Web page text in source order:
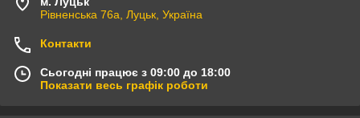
Рівненська 76а, Луцьк, Україна
Контакти
Сьогодні працює з 09:00 до 18:00
Показати весь графік роботи